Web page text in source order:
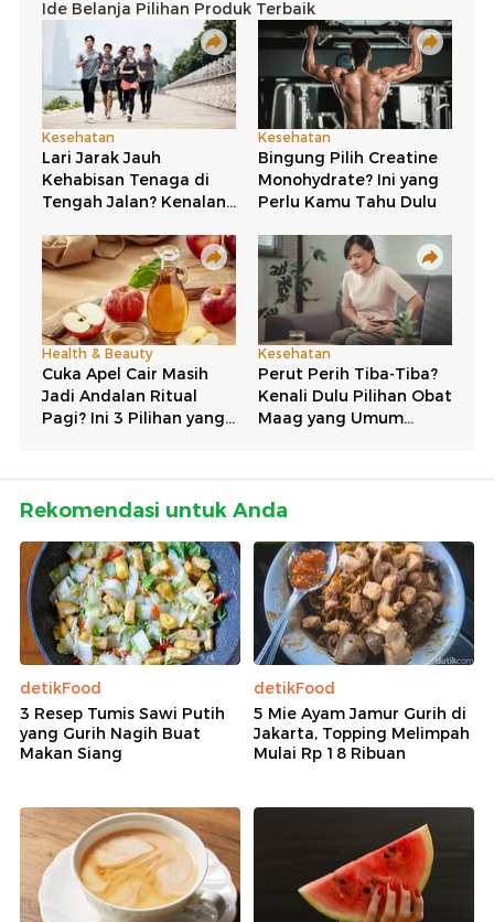
Rekomendasi untuk Anda
detikFood
3 Resep Tumis Sawi Putih
yang Gurih Nagih Buat
Makan Siang
detikFood
5 Mie Ayam Jamur Gurih di
Jakarta, Topping Melimpah
Mulai Rp 18 Ribuan